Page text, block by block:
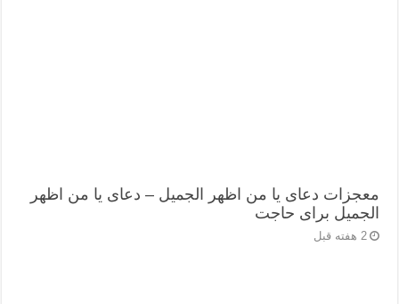
معجزات دعای یا من اظهر الجمیل – دعای یا من اظهر
الجمیل برای حاجت
2 هفته قبل